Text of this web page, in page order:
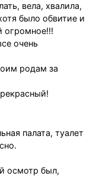
вела, хвалила,
было обвитие и
огромное!!!
очень
родам за
палата, туалет
осмотр был,